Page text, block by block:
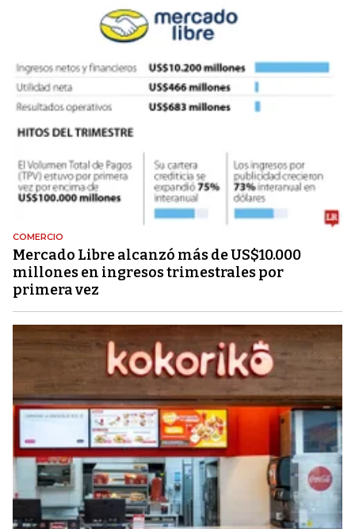
COMERCIO
Mercado Libre alcanzó más de US$10.000
millones en ingresos trimestrales por
primera vez